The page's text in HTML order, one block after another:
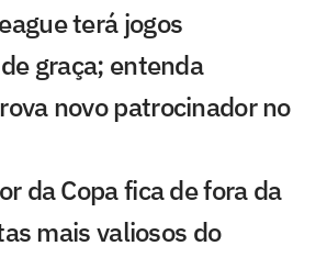
terá jogos
graça; entenda
novo patrocinador no
da Copa fica de fora da
mais valiosos do